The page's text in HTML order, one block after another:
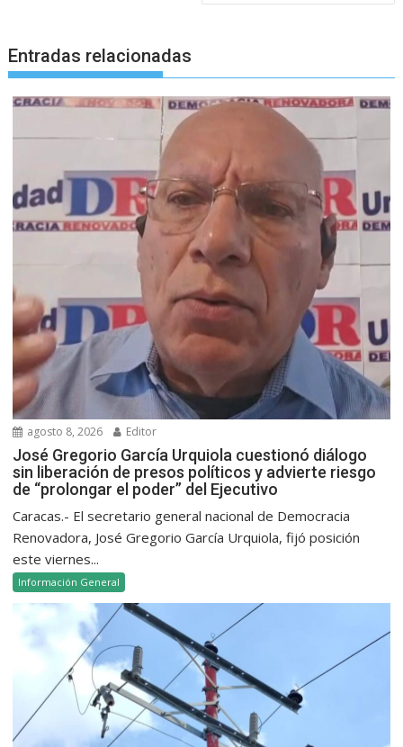
Entradas relacionadas
agosto 8, 2026 Editor
José Gregorio García Urquiola cuestionó diálogo
sin liberación de presos políticos y advierte riesgo
de “prolongar el poder” del Ejecutivo
Caracas.- El secretario general nacional de Democracia
Renovadora, José Gregorio García Urquiola, fijó posición
este viernes...
Información General